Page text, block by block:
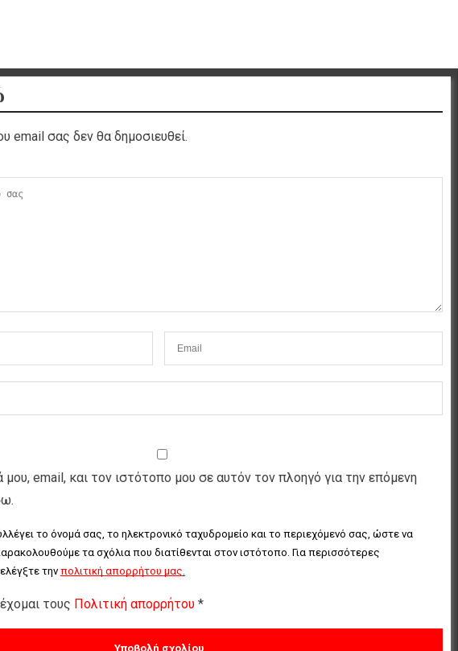
email σας δεν θα δημοσιευθεί.
email, και τον ιστότοπο μου σε αυτόν τον πλοηγό για την επόμενη
το όνομά σας, το ηλεκτρονικό ταχυδρομείο και το περιεχόμενό σας, ώστε να
τα σχόλια που διατίθενται στον ιστότοπο. Για περισσότερες
την πολιτική απορρήτου μας.
τους Πολιτική απορρήτου *